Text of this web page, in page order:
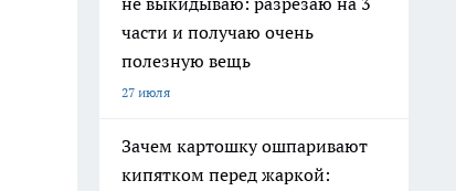
части и получаю очень
полезную вещь
27 июля
Зачем картошку ошпаривают
кипятком перед жаркой: